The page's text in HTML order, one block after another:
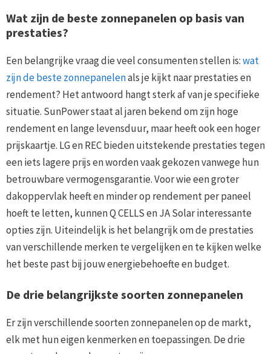
Wat zijn de beste zonnepanelen op basis van
prestaties?
Een belangrijke vraag die veel consumenten stellen is:wat
zijn de beste zonnepanelenals je kijkt naar prestaties en
rendement? Het antwoord hangt sterk af van je specifieke
situatie. SunPower staat al jaren bekend om zijn hoge
rendement en lange levensduur, maar heeft ook een hoger
prijskaartje. LG en REC bieden uitstekende prestaties tegen
een iets lagere prijs en worden vaak gekozen vanwege hun
betrouwbare vermogensgarantie. Voor wie een groter
dakoppervlak heeft en minder op rendement per paneel
hoeft te letten, kunnen Q CELLS en JA Solar interessante
opties zijn. Uiteindelijk is het belangrijk om de prestaties
van verschillende merken te vergelijken en te kijken welke
het beste past bij jouw energiebehoefte en budget.
De drie belangrijkste soorten zonnepanelen
Er zijn verschillende soorten zonnepanelen op de markt,
elk met hun eigen kenmerken en toepassingen. De drie